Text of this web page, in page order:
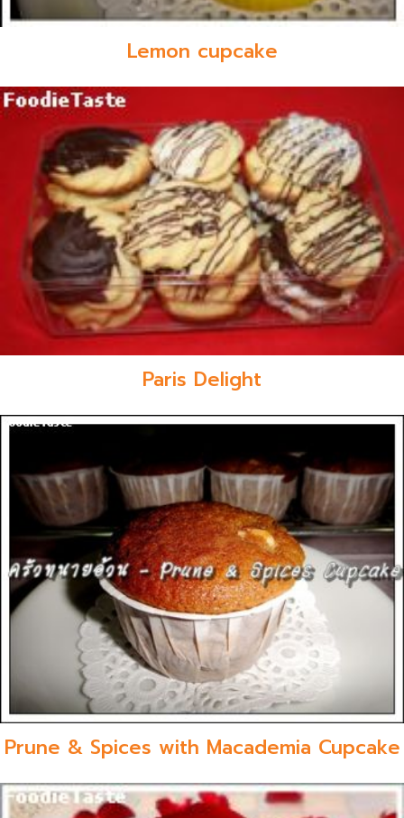
Lemon cupcake
Paris Delight
Prune & Spices with Macademia Cupcake